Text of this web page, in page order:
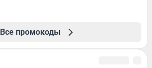
Все промокоды